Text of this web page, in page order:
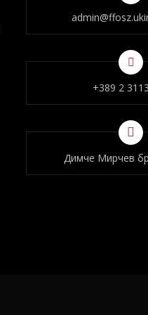
+389 2
Димче Мирчев